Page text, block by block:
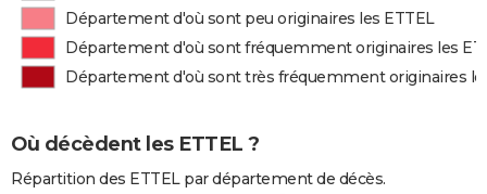
Département d'où sont peu originaires les ETTEL
Département d'où sont fréquemment originaires les
Département d'où sont très fréquemment originaires
Où décèdent les ETTEL ?
Répartition des ETTEL par département de décès.